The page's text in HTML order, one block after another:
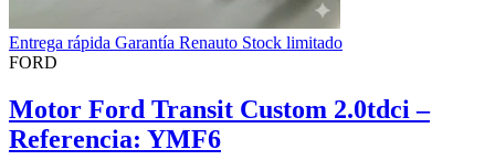
Entrega rápida Garantía Renauto Stock limitado
FORD
Motor Ford Transit Custom 2.0tdci –
Referencia: YMF6